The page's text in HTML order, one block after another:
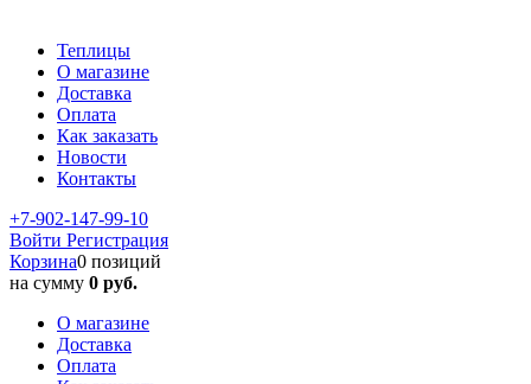
Теплицы
О магазине
Доставка
Оплата
Как заказать
Новости
Контакты
+7-902-147-99-10
Войти Регистрация
Корзина0 позиций
на сумму 0 руб.
О магазине
Доставка
Оплата